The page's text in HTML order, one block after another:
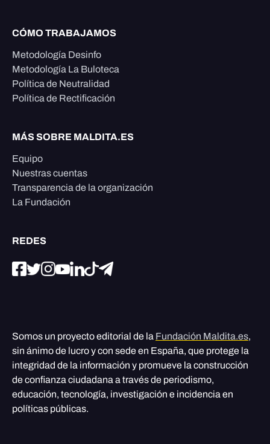
CÓMO TRABAJAMOS
Metodología Desinfo
Metodología La Buloteca
Política de Neutralidad
Política de Rectificación
MÁS SOBRE MALDITA.ES
Equipo
Nuestras cuentas
Transparencia de la organización
La Fundación
REDES
Somos un proyecto editorial de la Fundación Maldita.es,
sin ánimo de lucro y con sede en España, que protege la
integridad de la información y promueve la construcción
de confianza ciudadana a través de periodismo,
educación, tecnología, investigación e incidencia en
políticas públicas.